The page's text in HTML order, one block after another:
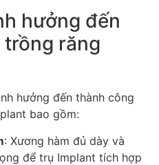
hưởng đến
răng
hưởng đến thành công
bao gồm:
: Xương hàm đủ dày và
để trụ Implant tích hợp